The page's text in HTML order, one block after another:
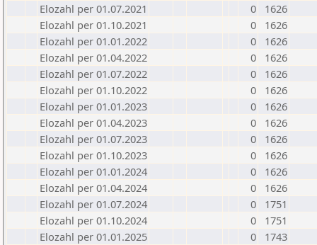
Elozahl per 01.07.2021
0
1626
Elozahl per 01.10.2021
0
1626
Elozahl per 01.01.2022
0
1626
Elozahl per 01.04.2022
0
1626
Elozahl per 01.07.2022
0
1626
Elozahl per 01.10.2022
0
1626
Elozahl per 01.01.2023
0
1626
Elozahl per 01.04.2023
0
1626
Elozahl per 01.07.2023
0
1626
Elozahl per 01.10.2023
0
1626
Elozahl per 01.01.2024
0
1626
Elozahl per 01.04.2024
0
1626
Elozahl per 01.07.2024
0
1751
Elozahl per 01.10.2024
0
1751
Elozahl per 01.01.2025
0
1743